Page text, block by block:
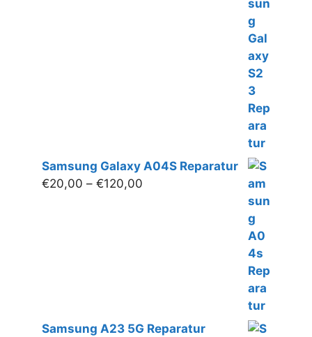
Samsung Galaxy A04S Reparatur
€20,00 – €120,00
Samsung A23 5G Reparatur